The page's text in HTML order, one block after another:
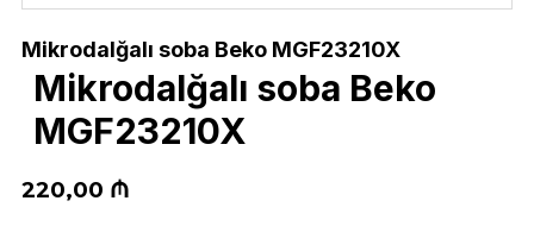
Mikrodalğalı soba Beko MGF23210X
Mikrodalğalı soba Beko
MGF23210X
220,00 ₼